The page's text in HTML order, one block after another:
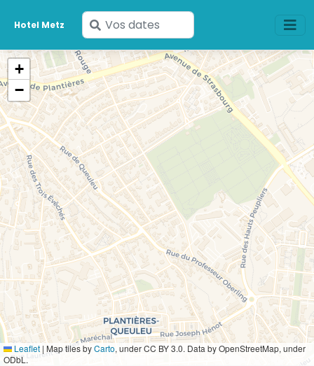
Hotel Metz
Saisissez
vos
dates
+
−
Leaflet | Map tiles byCarto, under CC BY 3.0. Data by OpenStreetMap, under
ODbL.